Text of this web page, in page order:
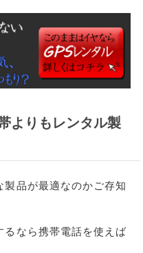
よりもレンタル製
品が最適なのかご存知
なら携帯電話を使えば